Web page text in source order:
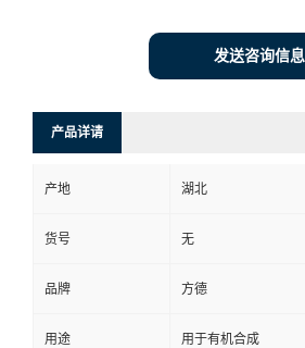
发送咨询信息
产品详请
产地 湖北
货号 无
品牌 方德
用途 用于有机合成